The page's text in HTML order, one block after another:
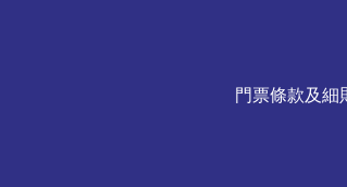
門票條款及細